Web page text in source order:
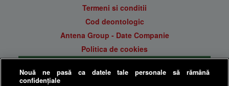
Termeni si conditii
Cod deontologic
Antena Group - Date Companie
Politica de cookies
Politica de confidentialitate
Nouă ne pasă ca datele tale personale să rămână
confidențiale